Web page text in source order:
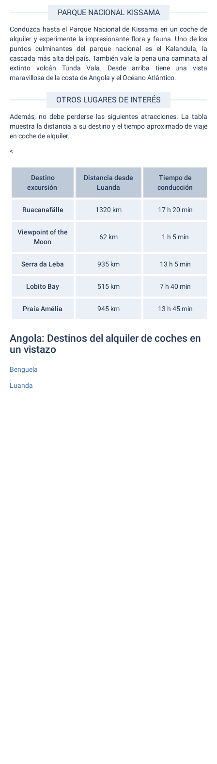
PARQUE NACIONAL KISSAMA
Conduzca hasta el Parque Nacional de Kissama en un coche de
alquiler y experimente la impresionante flora y fauna. Uno de los
puntos culminantes del parque nacional es el Kalandula, la
cascada más alta del país. También vale la pena una caminata al
extinto volcán Tunda Vala. Desde arriba tiene una vista
maravillosa de la costa de Angola y el Océano Atlántico.
OTROS LUGARES DE INTERÉS
Además, no debe perderse las siguientes atracciones. La tabla
muestra la distancia a su destino y el tiempo aproximado de viaje
en coche de alquiler.
<
Destino
excursión
Distancia desde
Luanda
Tiempo de
conducción
Ruacanafälle 1320 km 17 h 20 min
Viewpoint of the
Moon
62 km 1 h 5 min
Serra da Leba 935 km 13 h 5 min
Lobito Bay 515 km 7 h 40 min
Praia Amélia 945 km 13 h 45 min
Angola: Destinos del alquiler de coches en
un vistazo
Benguela
Luanda